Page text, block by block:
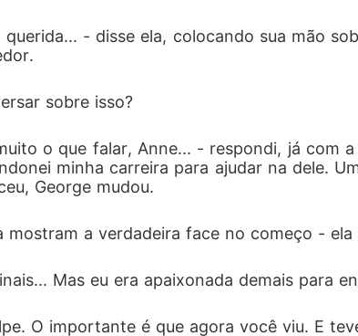
- disse ela, colocando sua mão
sobre isso?
o que falar, Anne... - respondi, já com
minha carreira para ajudar na dele.
George mudou.
mostram a verdadeira face no começo - ela
Mas eu era apaixonada demais para
O importante é que agora você viu. E